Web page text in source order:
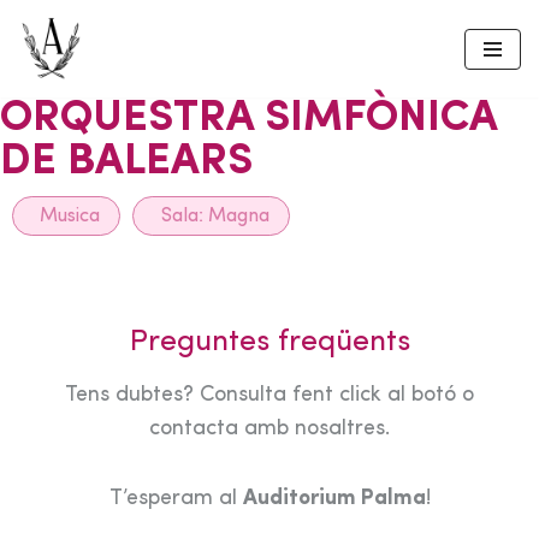
Skip
to
content
ORQUESTRA SIMFÒNICA
DE BALEARS
Musica Sala: Magna
Preguntes freqüents
Tens dubtes? Consulta fent click al botó o
contacta amb nosaltres.
T’esperam al Auditorium Palma!